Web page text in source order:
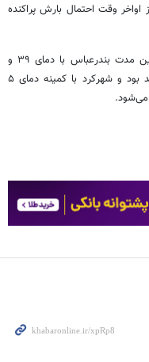
وقت احتمال بارش پراکنده
وی درباره دمای مراکز استان‌ها نیز گفت: طی این مدت بندرعباس با دمای ۳۹ و
۴۰ درجه سانتی‌گراد گرم‌ترین مرکز استان خواهد بود و شهرکرد با کمینه دمای ۵
می‌شود.